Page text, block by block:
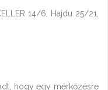
14/6, Hajdu 25/21,
hogy egy mérkőzésre